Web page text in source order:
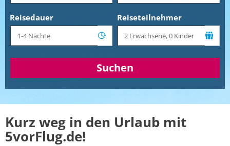
Reisedauer Reiseteilnehmer
Suchen
Kurz weg in den Urlaub mit
5vorFlug.de!